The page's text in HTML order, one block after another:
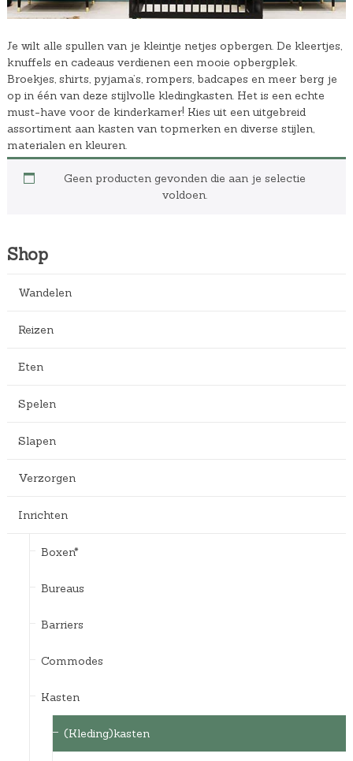
Je wilt alle spullen van je kleintje netjes opbergen. De kleertjes,
knuffels en cadeaus verdienen een mooie opbergplek.
Broekjes, shirts, pyjama’s, rompers, badcapes en meer berg je
op in één van deze stijlvolle kledingkasten. Het is een echte
must-have voor de kinderkamer! Kies uit een uitgebreid
assortiment aan kasten van topmerken en diverse stijlen,
materialen en kleuren.
Geen producten gevonden die aan je selectie
voldoen.
Shop
Wandelen
Reizen
Eten
Spelen
Slapen
Verzorgen
Inrichten
Boxen*
Bureaus
Barriers
Commodes
Kasten
(Kleding)kasten